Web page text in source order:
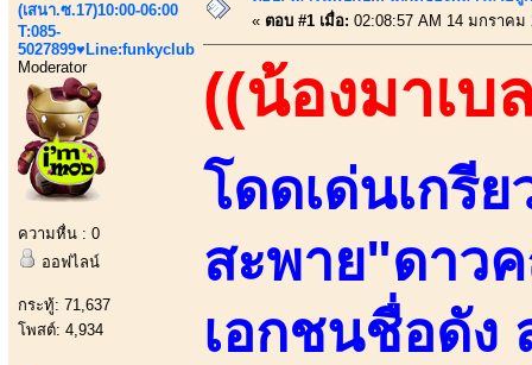
(เสนา.ซ.17)10:00-06:00
T:085-
5027899♥Line:funkyclub
Moderator
ความหื่น : 0
ออฟไลน์
กระทู้: 71,637
โพสต์: 4,934
« ตอบ #1 เมื่อ: 02:08:57 AM 14 มกราคม
((น้องมาเบ
โดดเด่นเกรี
สะพาย"ดาว
เอกชนชื่อดัง